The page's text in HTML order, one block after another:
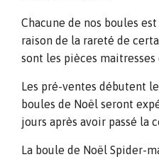
Chacune de nos boules
raison de la rareté de
sont les pièces maitresses
Les pré-ventes débutent
boules de Noël seront
jours après avoir passé la
La boule de Noël Spider-